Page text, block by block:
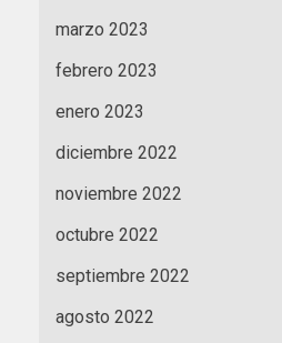
marzo 2023
febrero 2023
enero 2023
diciembre 2022
noviembre 2022
octubre 2022
septiembre 2022
agosto 2022